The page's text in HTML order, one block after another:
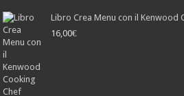
Libro Crea Menu con il Kenwood
16,00€